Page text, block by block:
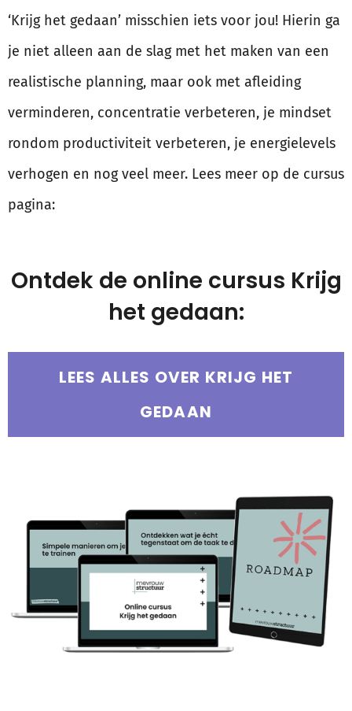
‘Krijg het gedaan’ misschien iets voor jou! Hierin ga
je niet alleen aan de slag met het maken van een
realistische planning, maar ook met afleiding
verminderen, concentratie verbeteren, je mindset
rondom productiviteit verbeteren, je energielevels
verhogen en nog veel meer. Lees meer op de cursus
pagina:
Ontdek de online cursus Krijg
het gedaan:
LEES ALLES OVER KRIJG HET
GEDAAN